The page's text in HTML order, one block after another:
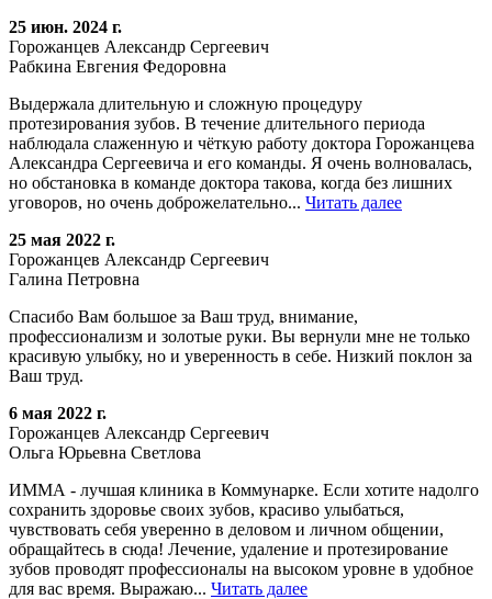
25 июн. 2024 г.
Горожанцев Александр Сергеевич
Рабкина Евгения Федоровна
Выдержала длительную и сложную процедуру
протезирования зубов. В течение длительного периода
наблюдала слаженную и чёткую работу доктора Горожанцева
Александра Сергеевича и его команды. Я очень волновалась,
но обстановка в команде доктора такова, когда без лишних
уговоров, но очень доброжелательно... Читать далее
25 мая 2022 г.
Горожанцев Александр Сергеевич
Галина Петровна
Спасибо Вам большое за Ваш труд, внимание,
профессионализм и золотые руки. Вы вернули мне не только
красивую улыбку, но и уверенность в себе. Низкий поклон за
Ваш труд.
6 мая 2022 г.
Горожанцев Александр Сергеевич
Ольга Юрьевна Светлова
ИММА - лучшая клиника в Коммунарке. Если хотите надолго
сохранить здоровье своих зубов, красиво улыбаться,
чувствовать себя уверенно в деловом и личном общении,
обращайтесь в сюда! Лечение, удаление и протезирование
зубов проводят профессионалы на высоком уровне в удобное
для вас время. Выражаю... Читать далее